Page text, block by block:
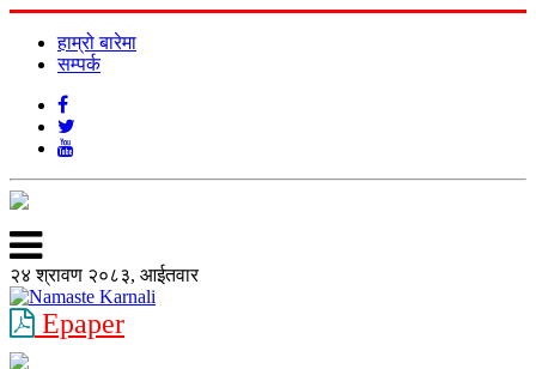
हाम्रो बारेमा
सम्पर्क
२४ श्रावण २०८३, आईतवार
Epaper